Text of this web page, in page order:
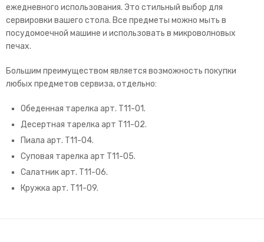
ежедневного использования. Это стильный выбор для
сервировки вашего стола. Все предметы можно мыть в
посудомоечной машине и использовать в микроволновых
печах.
Большим преимуществом является возможность покупки
любых предметов сервиза, отдельно:
Обеденная тарелка арт. T11-01.
Десертная тарелка арт T11-02.
Пиала арт. T11-04.
Суповая тарелка арт T11-05.
Салатник арт. T11-06.
Кружка арт. T11-09.